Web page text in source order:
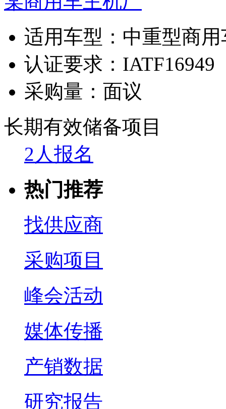
适用车型： 中重型商
认证要求： IATF16949
采购量： 面议
长期有效储备项目
2人报名
热门推荐
找供应商
采购项目
峰会活动
媒体传播
产销数据
研究报告